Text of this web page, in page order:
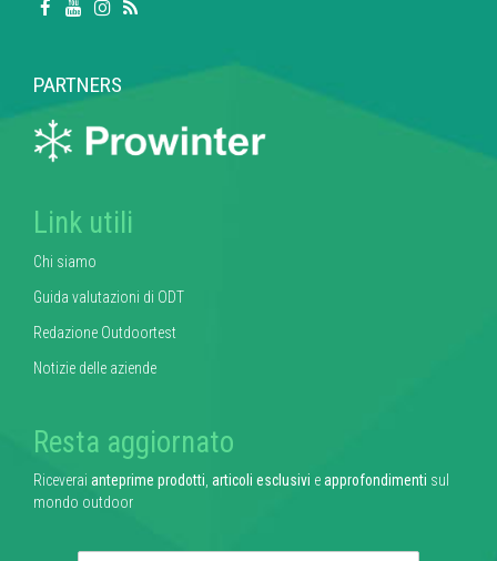
PARTNERS
Link utili
Chi siamo
Guida valutazioni di ODT
Redazione Outdoortest
Notizie delle aziende
Resta aggiornato
Riceverai anteprime prodotti, articoli esclusivi eapprofondimenti sul
mondo outdoor